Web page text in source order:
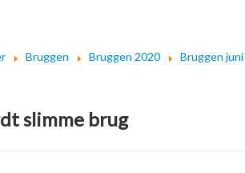
Bruggen Bruggen 2020 Bruggen
slimme brug